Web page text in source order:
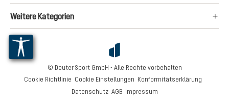
Weitere Kategorien
Cookie Richtlinie Cookie Einstellungen
Konformitätserklärung
Datenschutz AGB Impressum
© Deuter Sport GmbH - Alle Rechte vorbehalten